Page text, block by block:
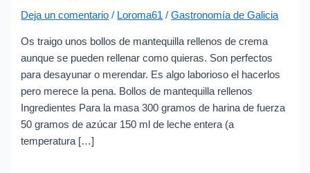
Deja un comentario / Loroma61 /Gastronomía de Galicia
Os traigo unos bollos de mantequilla rellenos de crema
aunque se pueden rellenar como quieras. Son perfectos
para desayunar o merendar. Es algo laborioso el hacerlos
pero merece la pena. Bollos de mantequilla rellenos
Ingredientes Para la masa 300 gramos de harina de fuerza
50 gramos de azúcar 150 ml de leche entera (a
temperatura […]